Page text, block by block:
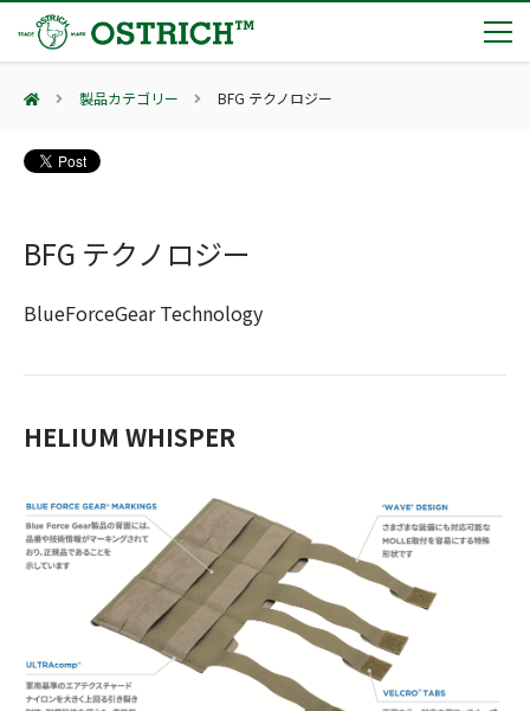
製品カテゴリー
輸血保冷庫
(Bear Avoidance)
止血・止血キット
気道管理
呼吸管理
(Respiration)
低体温防止
(Hypothermia)
もっと見る
製品をキーワードで検索
検索
夏季休業のお知らせ
第7回 地域×Tech東北 ご来場ありがとうございました！
ダマスカス製品カタログ（日本語版）
もっと見る
会社案内
会社概要
主な納入実績
採用情報
採用情報（外部サイトに移動します）
お問合せ
見積り
オンラインショップ
製品カテゴリー BFG テクノロジー
BFG テクノロジー
BlueForceGear Technology
HELIUM WHISPER